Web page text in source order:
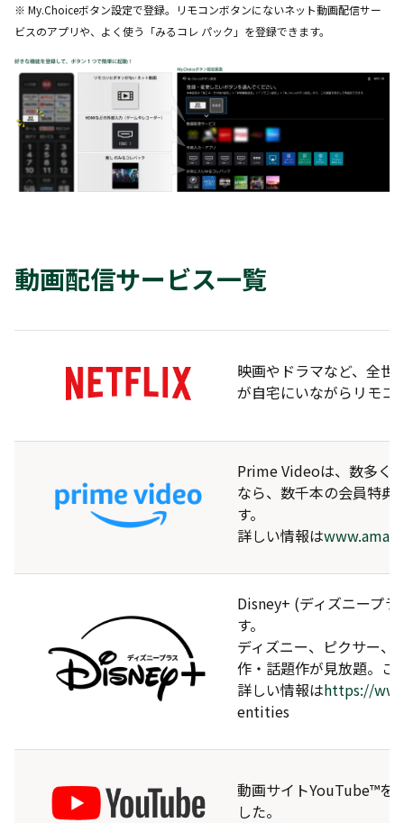
※ My.Choiceボタン設定で登録。リモコンボタンにないネット動画配信サー
ビスのアプリや、よく使う「みるコレ パック」を登録できます。
動画配信サービス一覧
映画やドラマなど、全世
が自宅にいながらリモコ
Prime Videoは、数多く
なら、数千本の会員特典
す。
詳しい情報は
Disney+ (ディズニープ
す。
ディズニー、ピクサー、
作・話題作が見放題。こ
詳しい情報はhttps://
entities
動画サイトYouTube™を
した。